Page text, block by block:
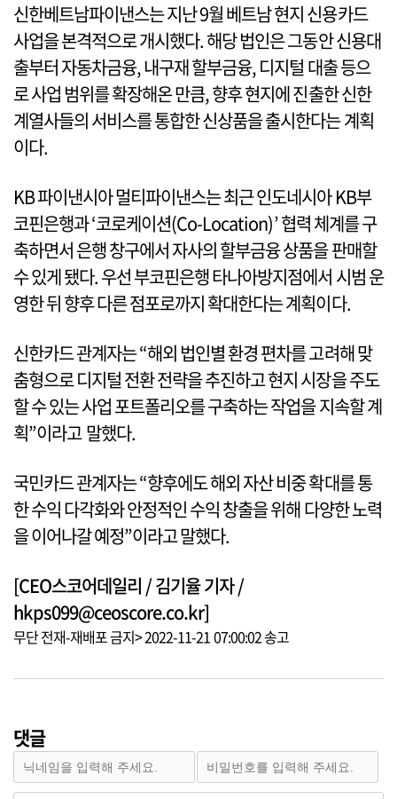
신한베트남파이낸스는 지난 9월 베트남 현지 신용카드
사업을 본격적으로 개시했다. 해당 법인은 그동안 신용대
출부터 자동차금융, 내구재 할부금융, 디지털 대출 등으
로 사업 범위를 확장해온 만큼, 향후 현지에 진출한 신한
계열사들의 서비스를 통합한 신상품을 출시한다는 계획
이다.
KB 파이낸시아 멀티파이낸스는 최근 인도네시아 KB부
코핀은행과 ‘코로케이션(Co-Location)’ 협력 체계를 구
축하면서 은행 창구에서 자사의 할부금융 상품을 판매할
수 있게 됐다. 우선 부코핀은행 타나아방지점에서 시범 운
영한 뒤 향후 다른 점포로까지 확대한다는 계획이다.
신한카드 관계자는 “해외 법인별 환경 편차를 고려해 맞
춤형으로 디지털 전환 전략을 추진하고 현지 시장을 주도
할 수 있는 사업 포트폴리오를 구축하는 작업을 지속할 계
획”이라고 말했다.
국민카드 관계자는 “향후에도 해외 자산 비중 확대를 통
한 수익 다각화와 안정적인 수익 창출을 위해 다양한 노력
을 이어나갈 예정”이라고 말했다.
[CEO스코어데일리 / 김기율 기자 /
hkps099@ceoscore.co.kr]
무단 전재-재배포 금지> 2022-11-21 07:00:02 송고
댓글